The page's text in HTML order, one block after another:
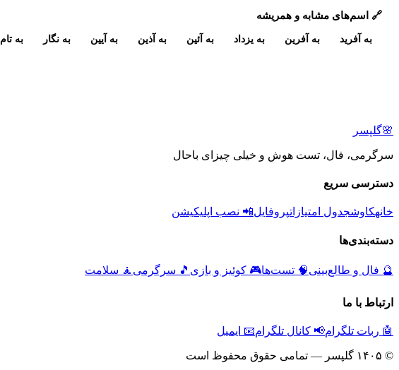
🔗 اسم‌های مشابه و همریشه
به آفرید به آفرین به یزداد به آئین به آذین به آیین به نگار به تام
🌸گلپسر
سرگرمی، فال، تست هوش و خیلی چیزای باحال
دسترسی سریع
خانهکاوشجدول امتیازاتپروفایل📲 نصب اپلیکیشن
دسته‌بندی‌ها
🔮 فال و طالع‌بینی🧠 تست‌ها🎮 کوئیز و بازی 🎵 سرگرمی 🧘 سلامت
ارتباط با ما
🤖 ربات تلگرام📢 کانال تلگرام📧 ایمیل
© ۱۴۰۵ گلپسر — تمامی حقوق محفوظ است